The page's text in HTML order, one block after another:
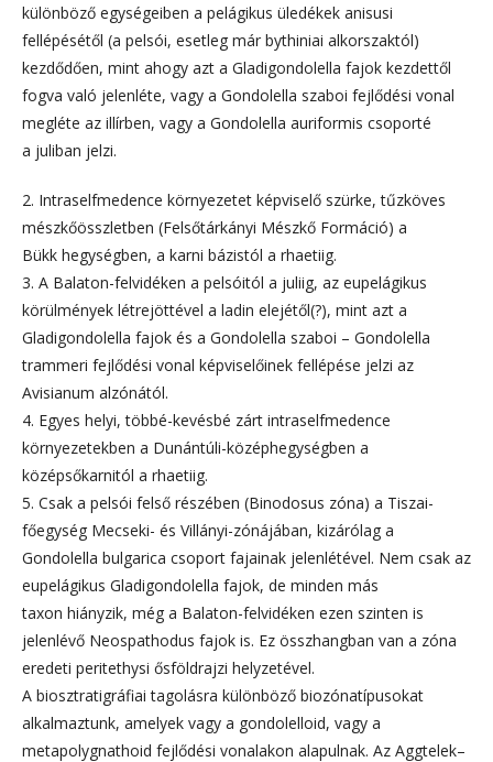
különböző egységeiben a pelágikus üledékek anisusi
fellépésétől (a pelsói, esetleg már bythiniai alkorszaktól)
kezdődően, mint ahogy azt a Gladigondolella fajok kezdettől
fogva való jelenléte, vagy a Gondolella szaboi fejlődési vonal
megléte az illírben, vagy a Gondolella auriformis csoporté
a juliban jelzi.
2. Intraselfmedence környezetet képviselő szürke, tűzköves
mészkőösszletben (Felsőtárkányi Mészkő Formáció) a
Bükk hegységben, a karni bázistól a rhaetiig.
3. A Balaton-felvidéken a pelsóitól a juliig, az eupelágikus
körülmények létrejöttével a ladin elejétől(?), mint azt a
Gladigondolella fajok és a Gondolella szaboi – Gondolella
trammeri fejlődési vonal képviselőinek fellépése jelzi az
Avisianum alzónától.
4. Egyes helyi, többé-kevésbé zárt intraselfmedence
környezetekben a Dunántúli-középhegységben a
középsőkarnitól a rhaetiig.
5. Csak a pelsói felső részében (Binodosus zóna) a Tiszai-
főegység Mecseki- és Villányi-zónájában, kizárólag a
Gondolella bulgarica csoport fajainak jelenlétével. Nem csak az
eupelágikus Gladigondolella fajok, de minden más
taxon hiányzik, még a Balaton-felvidéken ezen szinten is
jelenlévő Neospathodus fajok is. Ez összhangban van a zóna
eredeti peritethysi ősföldrajzi helyzetével.
A biosztratigráfiai tagolásra különböző biozónatípusokat
alkalmaztunk, amelyek vagy a gondolelloid, vagy a
metapolygnathoid fejlődési vonalakon alapulnak. Az Aggtelek–